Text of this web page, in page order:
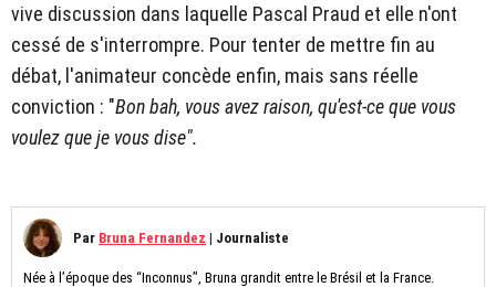
vive discussion dans laquelle Pascal Praud et elle n'ont
cessé de s'interrompre. Pour tenter de mettre fin au
débat, l'animateur concède enfin, mais sans réelle
conviction : "Bon bah, vous avez raison, qu'est-ce que vous
voulez que je vous dise".
Par Bruna Fernandez | Journaliste
Née à l’époque des “Inconnus”, Bruna grandit entre le Brésil et la France.